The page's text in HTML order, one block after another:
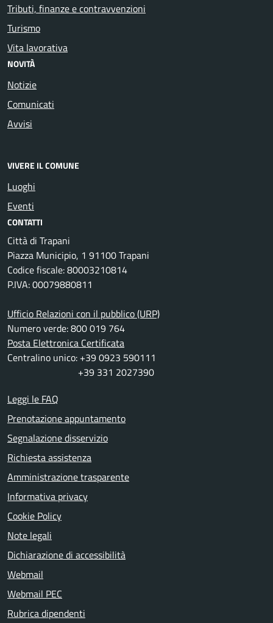
Tributi, finanze e contravvenzioni
Turismo
Vita lavorativa
NOVITÀ
Notizie
Comunicati
Avvisi
VIVERE IL COMUNE
Luoghi
Eventi
CONTATTI
Città di Trapani
Piazza Municipio, 1 91100 Trapani
Codice fiscale: 80003210814
P.IVA: 00079880811
Ufficio Relazioni con il pubblico (URP)
Numero verde: 800 019 764
Posta Elettronica Certificata
Centralino unico: +39 0923 590111
+39 331 2027390
Leggi le FAQ
Prenotazione appuntamento
Segnalazione disservizio
Richiesta assistenza
Amministrazione trasparente
Informativa privacy
Cookie Policy
Note legali
Dichiarazione di accessibilità
Webmail
Webmail PEC
Rubrica dipendenti